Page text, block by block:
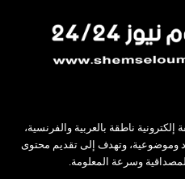
ناطقة بالعربية والفرنسية،
وموضوعية، وتهدف إلى تقديم محتوى
وسرعة المعلومة.